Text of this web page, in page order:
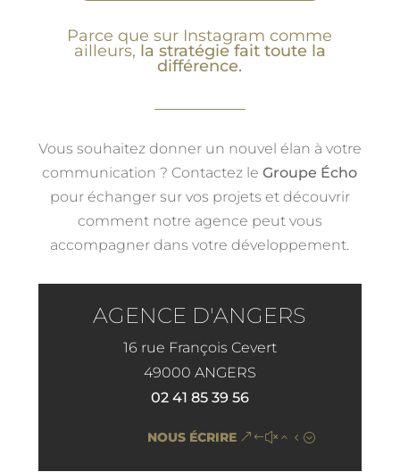
Parce que sur Instagram comme
ailleurs, la stratégie fait toute la
différence.
Vous souhaitez donner un nouvel élan à votre
communication ? Contactez leGroupe Écho
pour échanger sur vos projets et découvrir
comment notre agence peut vous
accompagner dans votre développement.
AGENCE D'ANGERS
16 rue François Cevert
49000 ANGERS
02 41 85 39 56
NOUS ÉCRIRE